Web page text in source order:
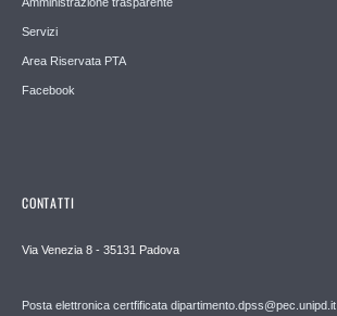
Servizi
Area Riservata PTA
Facebook
CONTATTI
Via Venezia 8 - 35131 Padova
Posta elettronica certfificata dipartimento.dpss@pec.unipd.it